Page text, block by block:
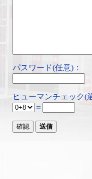
パスワード(任意)：
ヒューマンチェック(
＝